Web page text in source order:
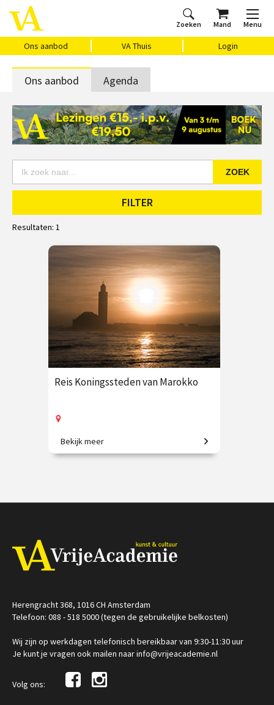
Zoeken Mand Menu
Ons aanbod VA Thuis Login
Home
Ons aanbod
Agenda
VAthuis
Over ons
Vragen?
Cadeaubon
Ons aanbod Agenda
ZOEK
FILTER
Resultaten: 1
Reis Koningssteden van Marokko
9-daagse vliegreis o.l.v. Krzysztof
Dobrowolski-Onclin
Bekijk meer
Herengracht 368, 1016 CH Amsterdam
Telefoon: 088 - 518 5000 (tegen de gebruikelijke belkosten)
Wij zijn op werkdagen telefonisch bereikbaar van 9:30-11:30 uur
Je kunt je vragen ook mailen naar info@vrijeacademie.nl
Volg ons: